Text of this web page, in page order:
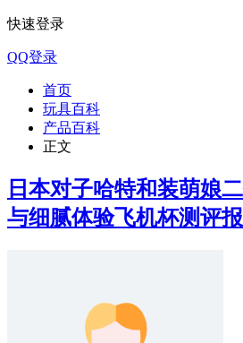
快速登录
QQ登录
首页
玩具百科
产品百科
正文
日本对子哈特和装萌娘
与细腻体验飞机杯测评